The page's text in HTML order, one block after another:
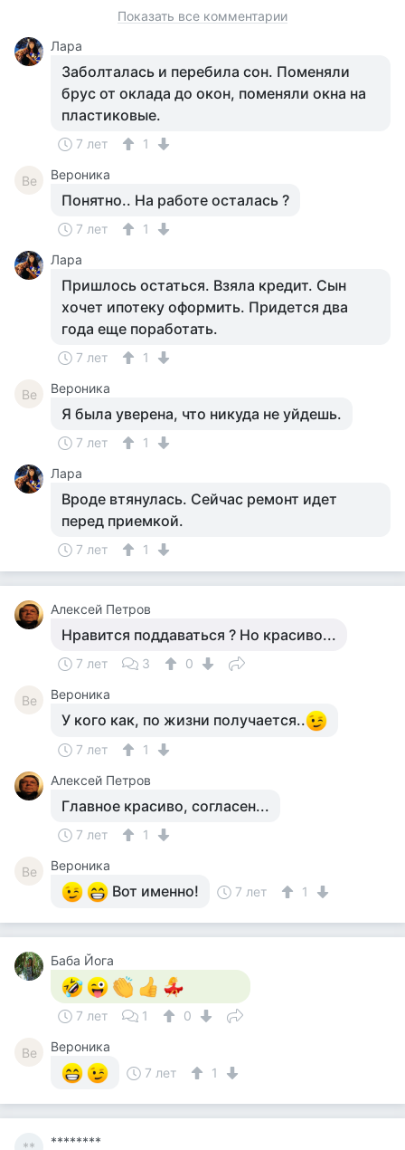
Показать все комментарии
Лара
Заболталась и перебила сон. Поменяли
брус от оклада до окон, поменяли окна на
пластиковые.
7 лет 1
Ве Вероника
Понятно.. На работе осталась ?
7 лет
1
Лара
Пришлось остаться. Взяла кредит. Сын
хочет ипотеку оформить. Придется два
года еще поработать.
7 лет 1
Ве Вероника
Я была уверена, что никуда не уйдешь.
7 лет
1
Лара
Вроде втянулась. Сейчас ремонт идет
перед приемкой.
7 лет 1
Алексей Петров
Нравится поддаваться ? Но красиво...
7 лет 3 0
Ве Вероника
У кого как, по жизни получается..
7 лет
1
Алексей Петров
Главное красиво, согласен...
7 лет 1
Ве Вероника
Вот именно! 7 лет 1
Баба Йога
7 лет 1 0
Ве
Вероника
7 лет
1
** ********